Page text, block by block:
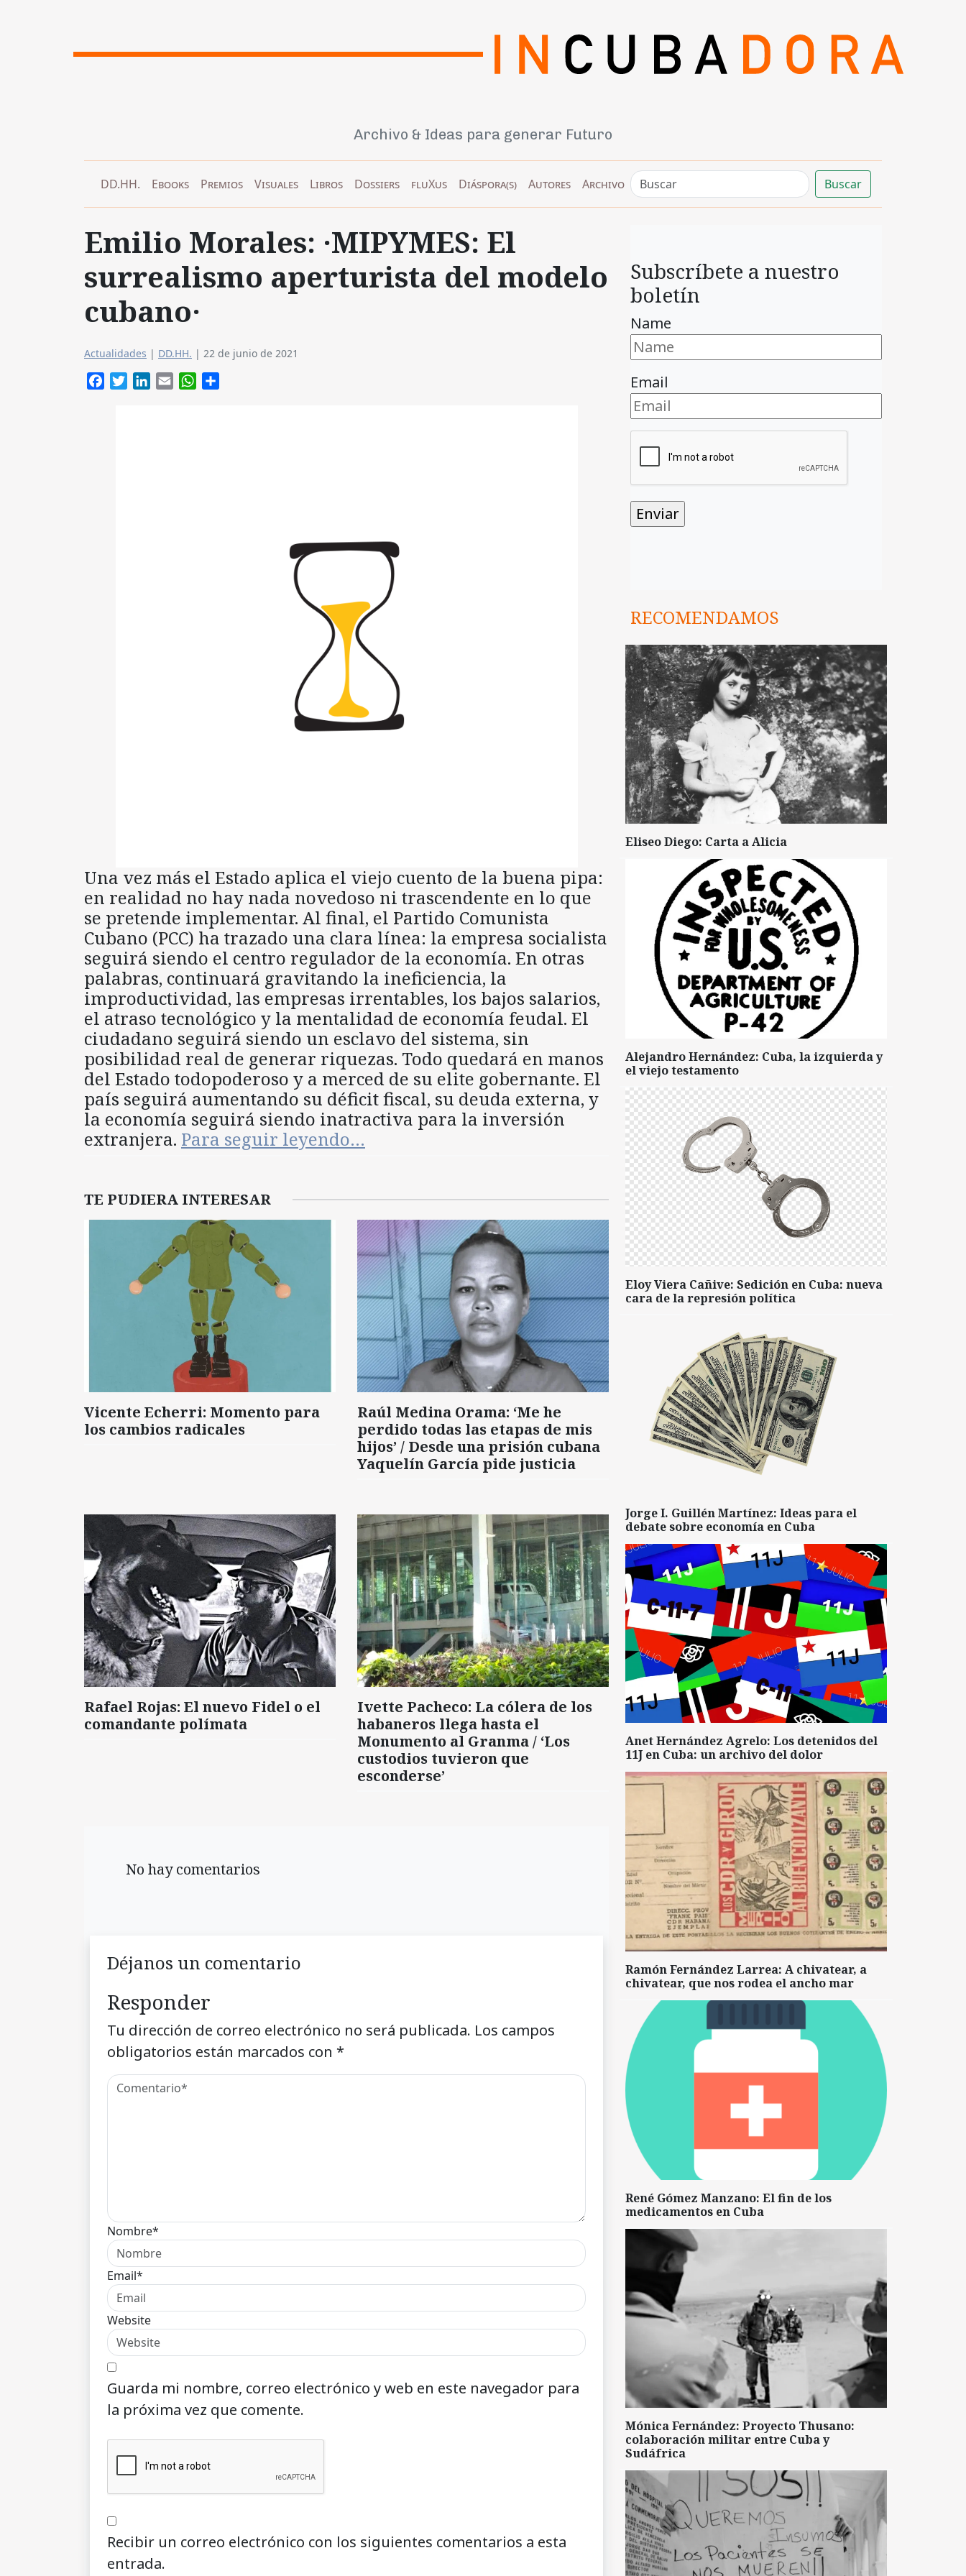
Archivo & Ideas para generar Futuro
DD.HH. Ebooks Premios Visuales Libros Dossiers fluXus Diáspora(s) Autores Archivo Buscar
Emilio Morales: ·MIPYMES: El
surrealismo aperturista del modelo
cubano·
Actualidades | DD.HH. | 22 de junio de 2021
FacebookTwitterLinkedIn
Email WhatsApp
Una vez más el Estado aplica el viejo cuento de la buena pipa:
en realidad no hay nada novedoso ni trascendente en lo que
se pretende implementar. Al final, el Partido Comunista
Cubano (PCC) ha trazado una clara línea: la empresa socialista
seguirá siendo el centro regulador de la economía. En otras
palabras, continuará gravitando la ineficiencia, la
improductividad, las empresas irrentables, los bajos salarios,
el atraso tecnológico y la mentalidad de economía feudal. El
ciudadano seguirá siendo un esclavo del sistema, sin
posibilidad real de generar riquezas. Todo quedará en manos
del Estado todopoderoso y a merced de su elite gobernante. El
país seguirá aumentando su déficit fiscal, su deuda externa, y
la economía seguirá siendo inatractiva para la inversión
extranjera. Para seguir leyendo…
TE PUDIERA INTERESAR
Vicente Echerri: Momento para
los cambios radicales
Raúl Medina Orama: ‘Me he
perdido todas las etapas de mis
hijos’ / Desde una prisión cubana
Yaquelín García pide justicia
Rafael Rojas: El nuevo Fidel o el
comandante polímata
Ivette Pacheco: La cólera de los
habaneros llega hasta el
Monumento al Granma / ‘Los
custodios tuvieron que
esconderse’
No hay comentarios
Déjanos un comentario
Responder
Tu dirección de correo electrónico no será publicada. Los campos
obligatorios están marcados con *
Nombre*
Email*
Website
Guarda mi nombre, correo electrónico y web en este navegador para
la próxima vez que comente.
Recibir un correo electrónico con los siguientes comentarios a esta
entrada.
Subscríbete a nuestro
boletín
Name
Email
RECOMENDAMOS
Eliseo Diego: Carta a Alicia
Alejandro Hernández: Cuba, la izquierda y
el viejo testamento
Eloy Viera Cañive: Sedición en Cuba: nueva
cara de la represión política
Jorge I. Guillén Martínez: Ideas para el
debate sobre economía en Cuba
Anet Hernández Agrelo: Los detenidos del
11J en Cuba: un archivo del dolor
Ramón Fernández Larrea: A chivatear, a
chivatear, que nos rodea el ancho mar
René Gómez Manzano: El fin de los
medicamentos en Cuba
Mónica Fernández: Proyecto Thusano:
colaboración militar entre Cuba y
Sudáfrica